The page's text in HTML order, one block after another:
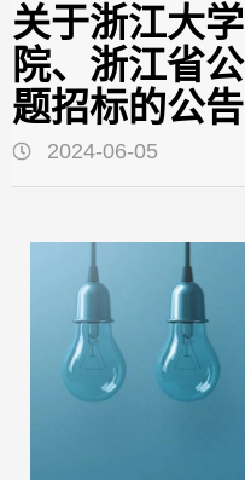
关于浙江大
院、浙江省
题招标的公告
2024-06-05